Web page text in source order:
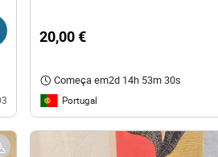
20,00 €
Começa em2d 14h 53m 29s
Portugal